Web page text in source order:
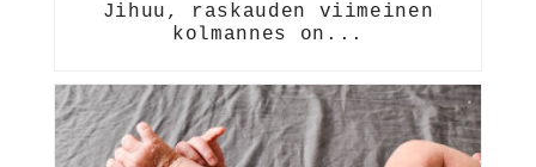
Jihuu, raskauden viimeinen
kolmannes on...